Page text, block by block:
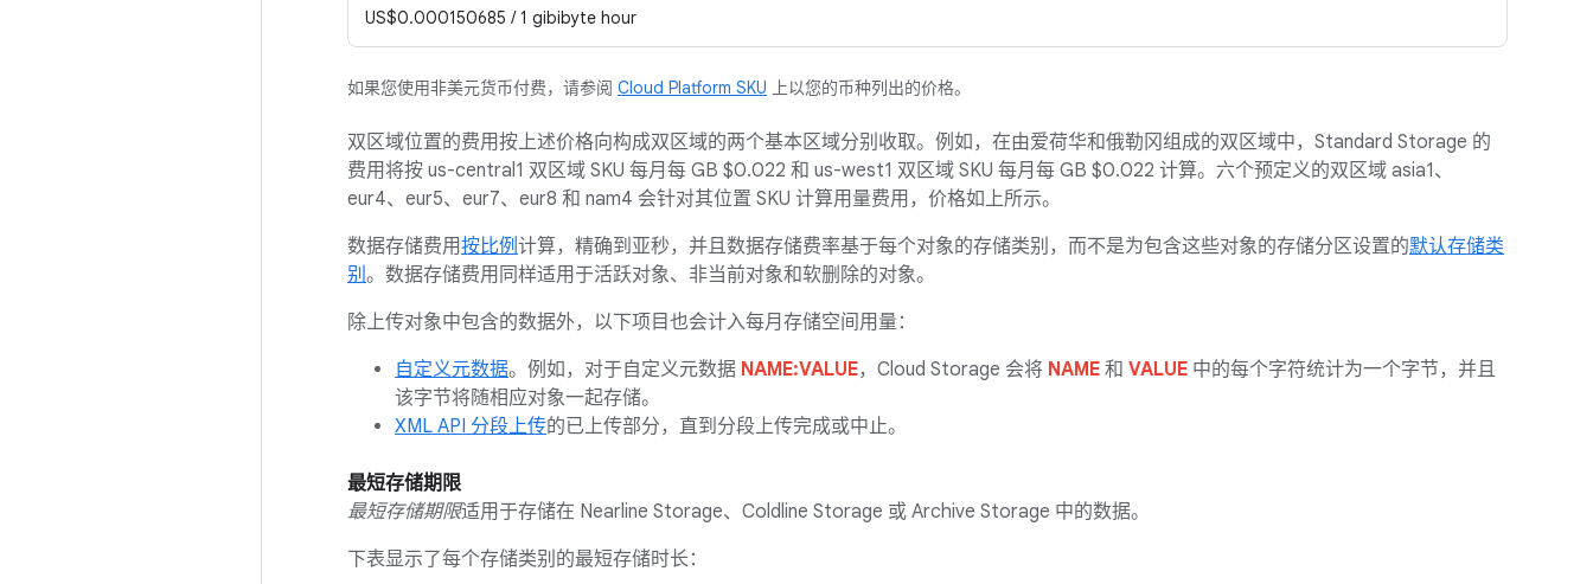
US$0.000150685 / 1 gibibyte hour
如果您使用非美元货币付费，请参阅 Cloud Platform SKU 上以您的币种列出的价格。
双区域位置的费用按上述价格向构成双区域的两个基本区域分别收取。例如，在由爱荷华和俄勒冈组成的双区域中，Standard Storage 的
费用将按 us-central1 双区域 SKU 每月每 GB $0.022 和 us-west1 双区域 SKU 每月每 GB $0.022 计算。六个预定义的双区域 asia1、
eur4、eur5、eur7、eur8 和 nam4 会针对其位置 SKU 计算用量费用，价格如上所示。
数据存储费用按比例计算，精确到亚秒，并且数据存储费率基于每个对象的存储类别，而不是为包含这些对象的存储分区设置的默认存储类
别。数据存储费用同样适用于活跃对象、非当前对象和软删除的对象。
除上传对象中包含的数据外，以下项目也会计入每月存储空间用量：
自定义元数据。例如，对于自定义元数据 NAME:VALUE，Cloud Storage 会将 NAME 和 VALUE 中的每个字符统计为一个字节，并且
该字节将随相应对象一起存储。
XML API 分段上传的已上传部分，直到分段上传完成或中止。
最短存储期限
最短存储期限适用于存储在 Nearline Storage、Coldline Storage 或 Archive Storage 中的数据。
下表显示了每个存储类别的最短存储时长：